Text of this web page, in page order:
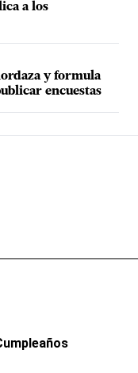
a los
y formula
encuestas